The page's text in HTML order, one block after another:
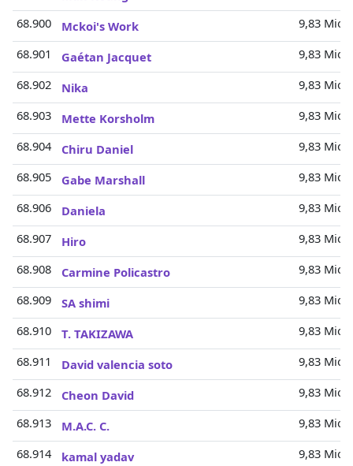
68.900
Mckoi's Work
9,83 Mio.
68.901
Gaétan Jacquet
9,83 Mio.
68.902
Nika
9,83 Mio.
68.903
Mette Korsholm
9,83 Mio.
68.904
Chiru Daniel
9,83 Mio.
68.905
Gabe Marshall
9,83 Mio.
68.906
Daniela
9,83 Mio.
68.907
Hiro
9,83 Mio.
68.908
Carmine Policastro
9,83 Mio.
68.909
SA shimi
9,83 Mio.
68.910
T. TAKIZAWA
9,83 Mio.
68.911
David valencia soto
9,83 Mio.
68.912
Cheon David
9,83 Mio.
68.913
M.A.C. C.
9,83 Mio.
68.914
kamal yadav
9,83 Mio.